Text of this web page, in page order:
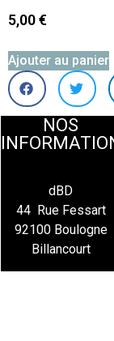
5,00€
Ajouter au panier
NOS
dBD
44 Rue Fessart
92100 Boulogne
Billancourt